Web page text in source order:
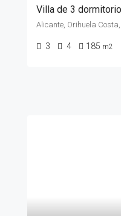
Alicante, Orihuela
3 4 185 m2